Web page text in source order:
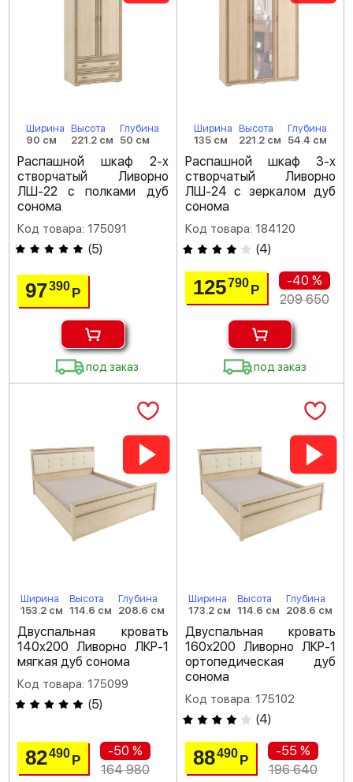
Ширина
90 см
Высота
221.2 см
Глубина
50 см
Распашной шкаф 2-х
створчатый Ливорно
ЛШ-22 с полками дуб
сонома
Код товара: 175091
(5)
97390Р
под заказ
Ширина
135 см
Высота
221.2 см
Глубина
54.4 см
Распашной шкаф 3-х
створчатый Ливорно
ЛШ-24 с зеркалом дуб
сонома
Код товара: 184120
(4)
125790 Р
-40 %
209 650
под заказ
Ширина
153.2 см
Высота
114.6 см
Глубина
208.6 см
Двуспальная кровать
140х200 Ливорно ЛКР-1
мягкая дуб сонома
Код товара: 175099
(5)
82490Р
-50 %
164 980
Ширина
173.2 см
Высота
114.6 см
Глубина
208.6 см
Двуспальная кровать
160х200 Ливорно ЛКР-1
ортопедическая дуб
сонома
Код товара: 175102
(4)
88490 Р
-55 %
196 640